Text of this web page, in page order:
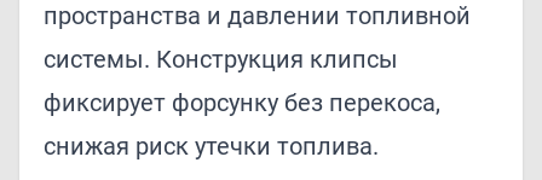
пространства и давлении топливной
системы. Конструкция клипсы
фиксирует форсунку без перекоса,
снижая риск утечки топлива.